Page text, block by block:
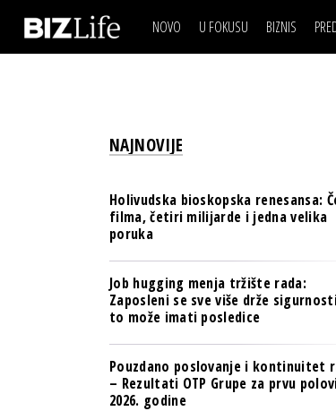
NOVO U FOKUSU BIZNIS
BANKE
TECH I AI
BIZNIS &
PULS
NOVO NA
IZJAVA DANABIZNIS
BREND
TECH I AI
PULS
NAJNOVIJE
Holivudska bioskopska renesansa:
filma, četiri milijarde i jedna velika
poruka
Job hugging menja tržište rada:
Zaposleni se sve više drže
to može imati posledice
Pouzdano poslovanje i kontinuitet
– Rezultati OTP Grupe za prvu
2026. godine